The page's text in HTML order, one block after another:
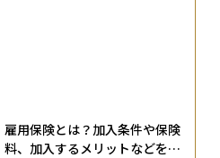
雇用保険とは？加入条件や保険
料、加入するメリットなどをわ